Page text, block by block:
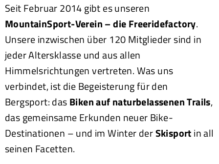
Seit Februar 2014 gibt es unseren
MountainSport-Verein – die Freeridefactory.
Unsere inzwischen über 120 Mitglieder sind in
jeder Altersklasse und aus allen
Himmelsrichtungen vertreten. Was uns
verbindet, ist die Begeisterung für den
Bergsport: dasBiken auf naturbelassenen Trails,
das gemeinsame Erkunden neuer Bike-
Destinationen – und im Winter derSkisportin all
seinen Facetten.